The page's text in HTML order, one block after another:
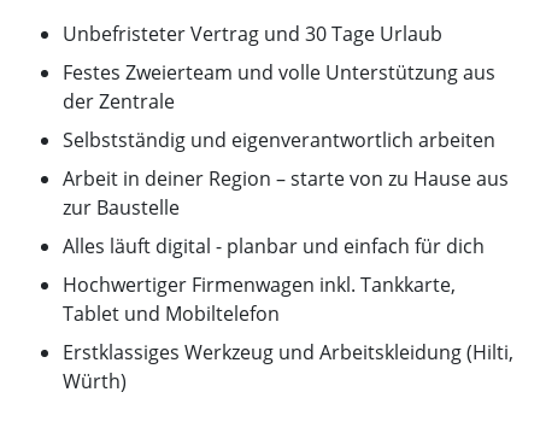
Unbefristeter Vertrag und 30 Tage Urlaub
Festes Zweierteam und volle Unterstützung aus
der Zentrale
Selbstständig und eigenverantwortlich arbeiten
Arbeit in deiner Region – starte von zu Hause aus
zur Baustelle
Alles läuft digital - planbar und einfach für dich
Hochwertiger Firmenwagen inkl. Tankkarte,
Tablet und Mobiltelefon
Erstklassiges Werkzeug und Arbeitskleidung (Hilti,
Würth)